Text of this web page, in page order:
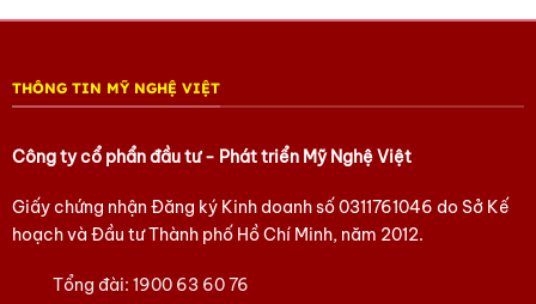
THÔNG TIN MỸ NGHỆ VIỆT
Công ty cổ phẩn đầu tư - Phát triển Mỹ Nghệ Việt
Giấy chứng nhận Đăng ký Kinh doanh số0311761046 do Sở Kế
hoạch và Đầu tư Thành phố Hồ Chí Minh, năm 2012.
Tổng đài:1900 63 60 76